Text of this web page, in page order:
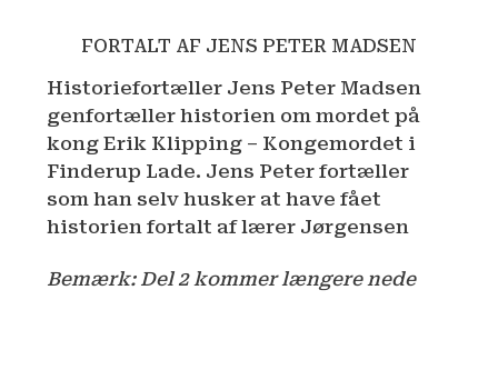
FORTALT AF JENS PETER MADSEN
Historiefortæller Jens Peter Madsen
genfortæller historien om mordet på
kong Erik Klipping – Kongemordet i
Finderup Lade. Jens Peter fortæller
som han selv husker at have fået
historien fortalt af lærer Jørgensen
Bemærk: Del 2 kommer længere nede